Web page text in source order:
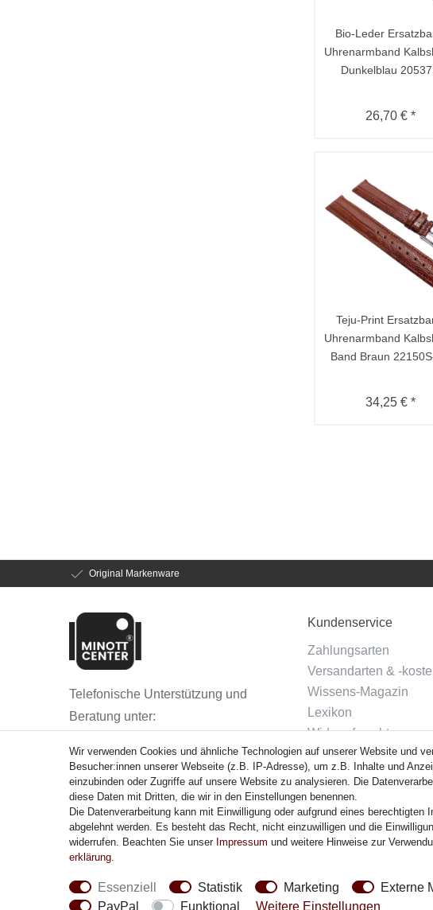
Bio-Leder
Uhrenarmband
Dunkelblau
26,70 € *
Teju-Print
Uhrenarmband
Band Braun
34,25 € *
Original Markenware
Telefonische Unterstützung und
Beratung unter:
(040) 88 30 7735
Montag - Freitag: 08.00 - 16.00 Uhr
Kundenservice
Zahlungsarten
Versandarten & -
Wissens-Magazin
Lexikon
Widerrufsrecht
Vertrag widerrufen
Zahlung
Wir verwenden Cookies und ähnliche Technologien auf unserer Website und
Besucher:innen unserer Webseite (z.B. IP-Adresse), um z.B. Inhalte und
einzubinden oder Zugriffe auf unsere Website zu analysieren. Die
diese Daten mit Dritten, die wir in den Einstellungen benennen.
Die Datenverarbeitung kann mit Einwilligung oder aufgrund eines
abgelehnt werden. Es besteht das Recht, nicht einzuwilligen und die
widerrufen. Beachten Sie unser Impressum und weitere Hinweise zur
erklärung
Essenziell Statistik Marketing Externe
PayPal
Funktional Weitere Einstellungen